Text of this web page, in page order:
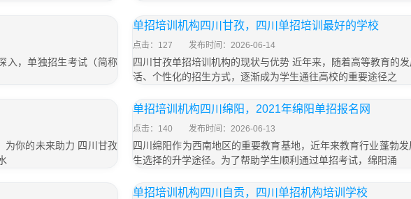
入，单独招生考试（简称
单招培训机构四川甘孜，四川单招培训最好的学校
点击：127 发布时间：2026-06-14
四川甘孜单招培训机构的现状与优势 近年来，随着高等教育的
活、个性化的招生方式，逐渐成为学生通往高校的重要途径之
为你的未来助力 四川甘孜
单招培训机构四川绵阳，2021年绵阳单招报名网
点击：140 发布时间：2026-06-13
四川绵阳作为西南地区的重要教育基地，近年来教育行业蓬勃
生选择的升学途径。为了帮助学生顺利通过单招考试，绵阳涌
单招培训机构四川自贡，四川单招机构培训学校